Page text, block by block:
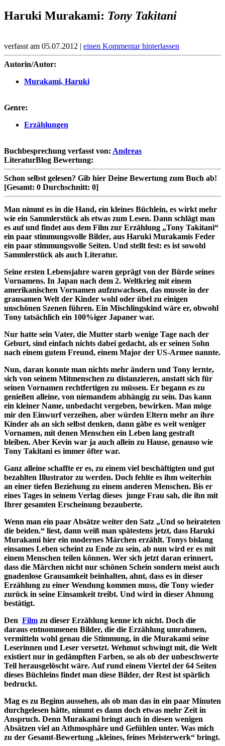
Haruki Murakami: Tony Takitani
verfasst am 05.07.2012 | einen Kommentar hinterlassen
Autorin/Autor:
Murakami, Haruki
Genre:
Erzählungen
Buchbesprechung verfasst von: Andreas
LiteraturBlog Bewertung:
Schon selbst gelesen? Gib hier Deine Bewertung zum Buch ab!
[Gesamt: 0 Durchschnitt: 0]
Man nimmt es in die Hand, ein kleines Büchlein, es wirkt mehr
wie ein Sammlerstück als etwas zum Lesen. Dann schlägt man
es auf und findet aus dem Film zur Erzählung „Tony Takitani“
ein paar stimmungsvolle Bilder, aus Haruki Murakamis Feder
ein paar stimmungsvolle Seiten. Und stellt fest: es ist sowohl
Sammlerstück als auch Literatur.
Seine ersten Lebensjahre waren geprägt von der Bürde seines
Vornamens. In Japan nach dem 2. Weltkrieg mit einem
amerikanischen Vornamen aufzuwachsen, das musste in der
grausamen Welt der Kinder wohl oder übel zu einigen
unschönen Szenen führen. Ein Mischlingskind wäre er, obwohl
Tony tatsächlich ein 100%iger Japaner war.
Nur hatte sein Vater, die Mutter starb wenige Tage nach der
Geburt, sind einfach nichts dabei gedacht, als er seinen Sohn
nach einem gutem Freund, einem Major der US-Armee nannte.
Nun, daran konnte man nichts mehr ändern und Tony lernte,
sich von seinem Mitmenschen zu distanzieren, anstatt sich für
seinen Vornamen rechtfertigen zu müssen. Er begann es zu
genießen alleine, von niemandem abhängig zu sein. Das kann
ein kleiner Name, unbedacht vergeben, bewirken. Man möge
mir den Einwurf verzeihen, aber würden Eltern mehr an ihre
Kinder als an sich selbst denken, dann gäbe es weit weniger
Vornamen, mit denen Menschen ein Leben lang gestraft
bleiben. Aber Kevin war ja auch allein zu Hause, genauso wie
Tony Takitani es immer öfter war.
Ganz alleine schaffte er es, zu einem viel beschäftigten und gut
bezahlten Illustrator zu werden. Doch fehlte es ihm weiterhin
an einer tiefen Beziehung zu einem anderen Menschen. Bis er
eines Tages in seinem Verlag dieses junge Frau sah, die ihn mit
Ihrer gesamten Erscheinung bezauberte.
Wenn man ein paar Absätze weiter den Satz „Und so heirateten
die beiden.“ liest, dann weiß man spätestens jetzt, dass Haruki
Murakami hier ein modernes Märchen erzählt. Tonys bislang
einsames Leben scheint zu Ende zu sein, ab nun wird er es mit
einem Menschen teilen können. Wer sich jetzt daran erinnert,
dass die Märchen nicht nur schönen Schein sondern meist auch
gnadenlose Grausamkeit beinhalten, ahnt, dass es in dieser
Erzählung zu einer Wendung kommen muss, die Tony wieder
zurück in seine Einsamkeit treibt. Und wird in dieser Ahnung
bestätigt.
Den Film zu dieser Erzählung kenne ich nicht. Doch die
daraus entnommenen Bilder, die die Erzählung umrahmen,
vermitteln wohl genau die Stimmung, in die Murakami seine
Leserinnen und Leser versetzt. Wehmut schwingt mit, die Welt
existiert nur in gedämpften Farben, so als ob der unbeschwerte
Teil herausgelöscht wäre. Auf rund einem Viertel der 64 Seiten
dieses Büchleins findet man diese Bilder, der Rest ist spärlich
bedruckt.
Mag es zu Beginn aussehen, als ob man das in ein paar Minuten
durchgelesen hätte, nimmt es dann doch etwas mehr Zeit in
Anspruch. Denn Murakami bringt auch in diesen wenigen
Absätzen viel an Athmosphäre und Gefühlen unter. Was mich
zu der Gesamt-Bewertung „kleines, feines Meisterwerk“ bringt.